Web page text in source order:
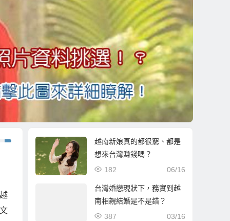
越南新娘真的都很窮、都是
想來台灣賺錢嗎？
06/16
182
台灣婚戀現狀下，務實到越
南相親結婚是不是錯？
03/16
387